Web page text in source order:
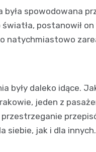
spowodowana
postanowił
natychmiastowo
były daleko idące.
jeden z
siebie, jak i dla innych.